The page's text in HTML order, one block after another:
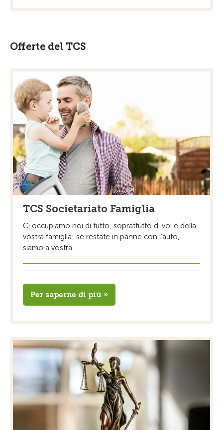
Offerte del TCS
TCS Societariato Famiglia
Ci occupiamo noi di tutto, soprattutto di voi e della
vostra famiglia: se restate in panne con l’auto,
siamo a vostra ...
Per saperne di più »